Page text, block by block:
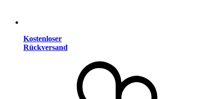
Kostenloser
Rückversand